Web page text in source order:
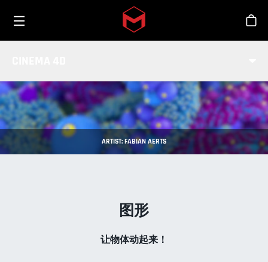
Skip to main content
商
ARTIST: FABIAN AERTS
图形
让物体动起来！